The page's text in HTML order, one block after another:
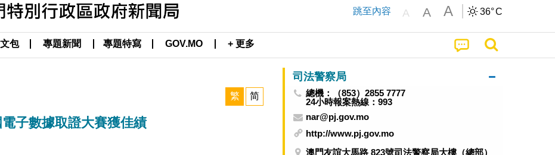
跳至內容 A A A 36°C
包 專題新聞 專題特寫 GOV.MO + 更多
繁 简
子數據取證大賽獲佳績
司法警察局
總機：（853）2855 7777
24小時報案熱線：993
nar@pj.gov.mo
http://www.pj.gov.mo
澳門友誼大馬路 823號司法警察局大樓（總部）